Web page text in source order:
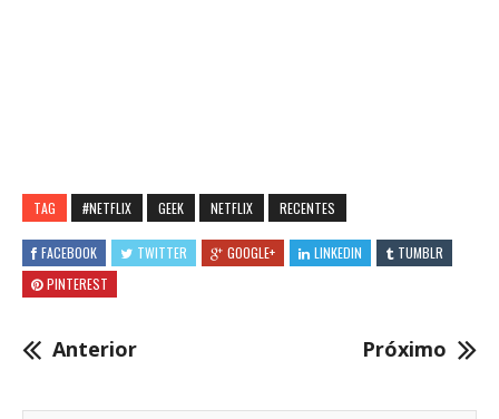
TAG #NETFLIX GEEK NETFLIX RECENTES
FACEBOOK TWITTER GOOGLE+ LINKEDIN
TUMBLR
PINTEREST
Anterior Próximo